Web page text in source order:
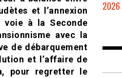
et l’annexion
à la Seconde
avec la
de débarquement
et l’affaire de
pour regretter le